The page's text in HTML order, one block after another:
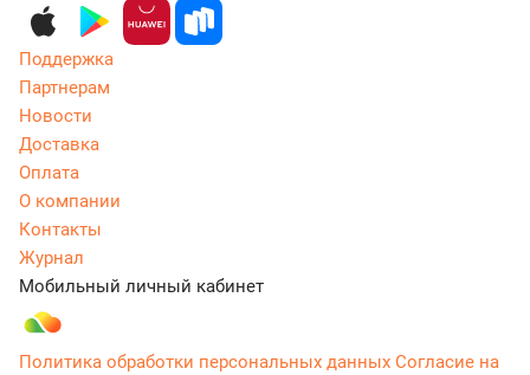
Поддержка
Партнерам
Новости
Доставка
Оплата
О компании
Контакты
Журнал
Мобильный личный кабинет
Политика обработки персональных данных Согласие на